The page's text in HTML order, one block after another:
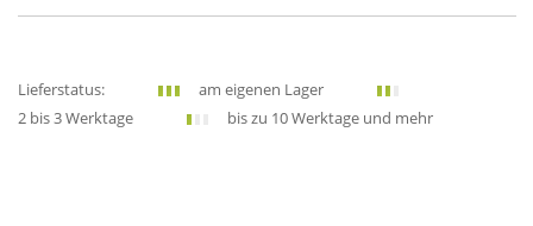
Lieferstatus:
am eigenen Lager
2 bis 3 Werktage
bis zu 10 Werktage und mehr